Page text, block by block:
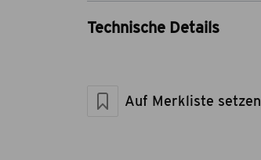
Technische Details
Maße geschlossen LxBxH
Auf Merkliste setzen